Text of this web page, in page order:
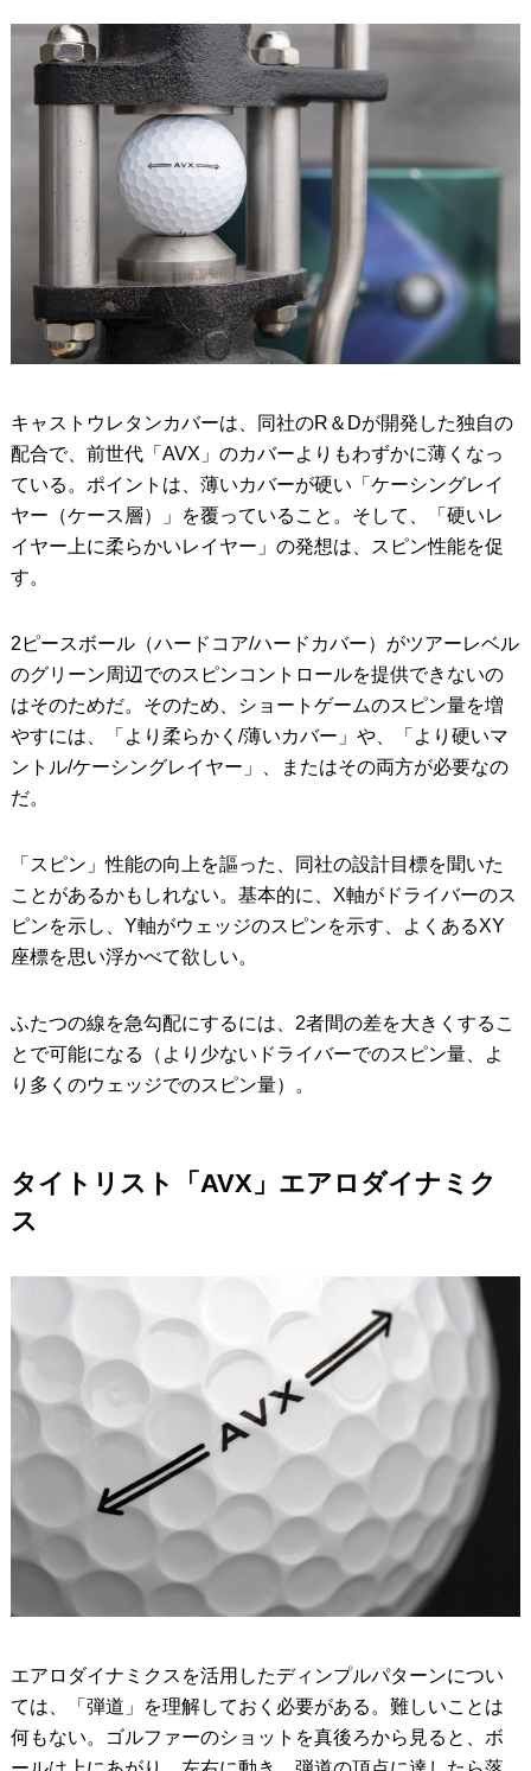
キャストウレタンカバーは、同社のR＆Dが開発した独自の
配合で、前世代「AVX」のカバーよりもわずかに薄くなっ
ている。ポイントは、薄いカバーが硬い「ケーシングレイ
ヤー（ケース層）」を覆っていること。そして、「硬いレ
イヤー上に柔らかいレイヤー」の発想は、スピン性能を促
す。
2ピースボール（ハードコア/ハードカバー）がツアーレベル
のグリーン周辺でのスピンコントロールを提供できないの
はそのためだ。そのため、ショートゲームのスピン量を増
やすには、「より柔らかく/薄いカバー」や、「より硬いマ
ントル/ケーシングレイヤー」、またはその両方が必要なの
だ。
「スピン」性能の向上を謳った、同社の設計目標を聞いた
ことがあるかもしれない。基本的に、X軸がドライバーのス
ピンを示し、Y軸がウェッジのスピンを示す、よくあるXY
座標を思い浮かべて欲しい。
ふたつの線を急勾配にするには、2者間の差を大きくするこ
とで可能になる（より少ないドライバーでのスピン量、よ
り多くのウェッジでのスピン量）。
タイトリスト「AVX」エアロダイナミク
ス
エアロダイナミクスを活用したディンプルパターンについ
ては、「弾道」を理解しておく必要がある。難しいことは
何もない。ゴルファーのショットを真後ろから見ると、ボ